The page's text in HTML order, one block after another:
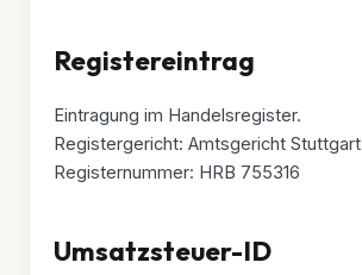
Registereintrag
Eintragung im Handelsregister.
Registergericht: Amtsgericht Stuttgart
Registernummer: HRB 755316
Umsatzsteuer-ID